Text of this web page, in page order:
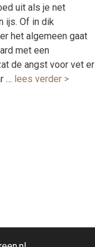
uit als je net
ijs. Of in dik
het algemeen gaat
met een
de angst voor vet er
… lees verder >